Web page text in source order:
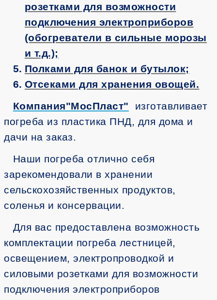
розетками для возможности
подключения электроприборов
(обогреватели в сильные морозы
и т.д.);
5. Полками для банок и бутылок;
6. Отсеками для хранения овощей.
Компания"МосПласт" изготавливает
погреба из пластика ПНД, для дома и
дачи на заказ.
Наши погреба отлично себя
зарекомендовали в хранении
сельскохозяйственных продуктов,
соленья и консервации.
Для вас предоставлена возможность
комплектации погреба лестницей,
освещением, электропроводкой и
силовыми розетками для возможности
подключения электроприборов